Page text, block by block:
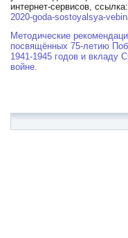
интернет-сервисов, ссылка:
2020-goda-sostoyalsya-
Методические
посвящённых 75-летию
1941-1945 годов и вкладу
войне.